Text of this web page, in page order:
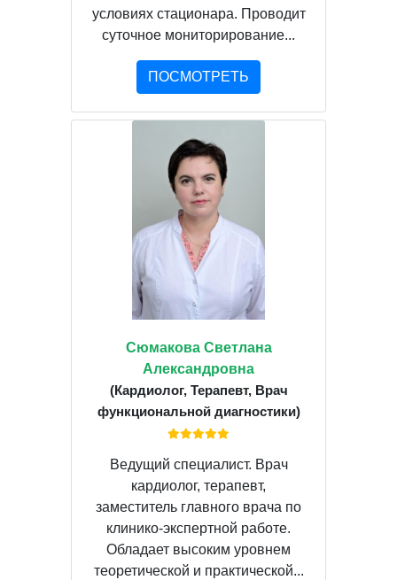
условиях стационара. Проводит
суточное мониторирование...
ПОСМОТРЕТЬ
Сюмакова Светлана
Александровна
(Кардиолог, Терапевт, Врач
функциональной диагностики)
Ведущий специалист. Врач
кардиолог, терапевт,
заместитель главного врача по
клинико-экспертной работе.
Обладает высоким уровнем
теоретической и практической...